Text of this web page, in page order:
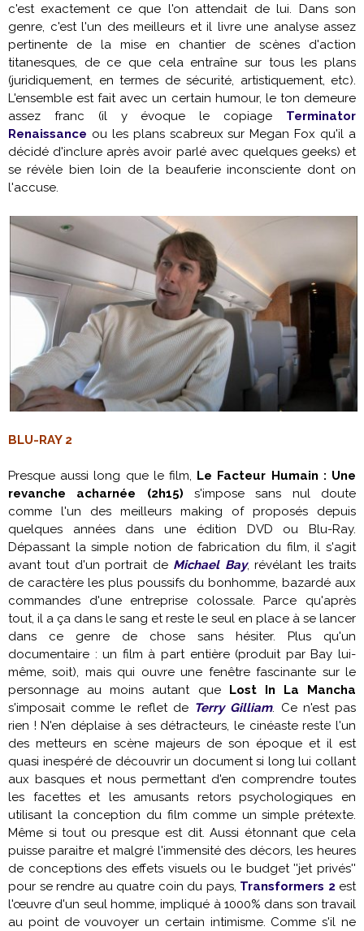
c'est exactement ce que l'on attendait de lui. Dans son
genre, c'est l'un des meilleurs et il livre une analyse assez
pertinente de la mise en chantier de scènes d'action
titanesques, de ce que cela entraîne sur tous les plans
(juridiquement, en termes de sécurité, artistiquement, etc).
L'ensemble est fait avec un certain humour, le ton demeure
assez franc (il y évoque le copiage Terminator
Renaissance ou les plans scabreux surMegan Fox qu'il a
décidé d'inclure après avoir parlé avec quelques geeks) et
se révèle bien loin de la beauferie inconsciente dont on
l'accuse.
BLU-RAY 2
Presque aussi long que le film, Le Facteur Humain : Une
revanche acharnée (2h15) s'impose sans nul doute
comme l'un des meilleurs making of proposés depuis
quelques années dans une édition DVD ou Blu-Ray.
Dépassant la simple notion de fabrication du film, il s'agit
avant tout d'un portrait de Michael Bay, révélant les traits
de caractère les plus poussifs du bonhomme, bazardé aux
commandes d'une entreprise colossale. Parce qu'après
tout, il a ça dans le sang et reste le seul en place à se lancer
dans ce genre de chose sans hésiter. Plus qu'un
documentaire : un film à part entière (produit par Bay lui-
même, soit), mais qui ouvre une fenêtre fascinante sur le
personnage au moins autant que Lost In La Mancha
s'imposait comme le reflet de Terry Gilliam. Ce n'est pas
rien ! N'en déplaise à ses détracteurs, le cinéaste reste l'un
des metteurs en scène majeurs de son époque et il est
quasi inespéré de découvrir un document si long lui collant
aux basques et nous permettant d'en comprendre toutes
les facettes et les amusants retors psychologiques en
utilisant la conception du film comme un simple prétexte.
Même si tout ou presque est dit. Aussi étonnant que cela
puisse paraitre et malgré l'immensité des décors, les heures
de conceptions des effets visuels ou le budget ''jet privés''
pour se rendre au quatre coin du pays, Transformers 2 est
l'œuvre d'un seul homme, impliqué à 1000% dans son travail
au point de vouvoyer un certain intimisme. Comme s'il ne